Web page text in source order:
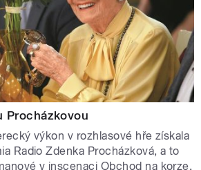
Procházkovou
výkon v rozhlasové hře získala
Radio Zdenka Procházková, a to
v inscenaci Obchod na korze.